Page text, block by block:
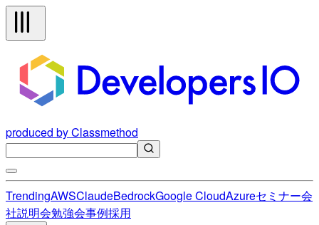
produced by Classmethod
TrendingAWSClaudeBedrockGoogle CloudAzureセミナー会
社説明会勉強会事例採用